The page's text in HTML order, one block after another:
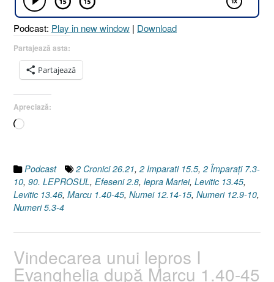
Podcast: Play in new window | Download
Partajează asta:
Partajează
Apreciază:
Încarc...
Podcast 2 Cronici 26.21, 2 Imparati 15.5, 2 Împaraţi 7.3-
10, 90. LEPROSUL, Efeseni 2.8, lepra Mariei, Levitic 13.45,
Levitic 13.46, Marcu 1.40-45, Numei 12.14-15, Numeri 12.9-10,
Numeri 5.3-4
Vindecarea unui lepros I
Evanghelia după Marcu 1.40-45